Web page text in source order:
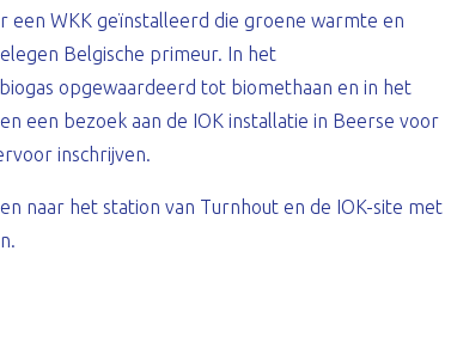
een WKK geïnstalleerd die groene warmte en
Belgische primeur. In het
opgewaardeerd tot biomethaan en in het
een bezoek aan de IOK installatie in Beerse voor
inschrijven.
naar het station van Turnhout en de IOK-site met